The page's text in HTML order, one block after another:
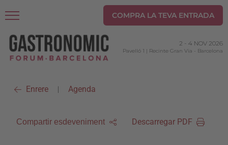
COMPRA LA TEVA ENTRADA
2 - 4 NOV 2026
Pavelló 1 | Recinte Gran Via - Barcelona
Enrere | Agenda
Compartir esdeveniment Descarregar PDF